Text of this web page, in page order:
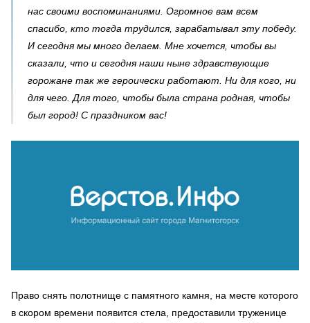
нас своими воспоминаниями. Огромное вам всем
спасибо, кто тогда трудился, зарабатывал эту победу.
И сегодня мы много делаем. Мне хочется, чтобы вы
сказали, что и сегодня наши ныне здравствующие
горожане так же героически работают. Ни для кого, ни
для чего. Для того, чтобы была страна родная, чтобы
был город! С праздником вас!
Право снять полотнище с памятного камня, на месте которого
в скором времени появится стела, предоставили труженице